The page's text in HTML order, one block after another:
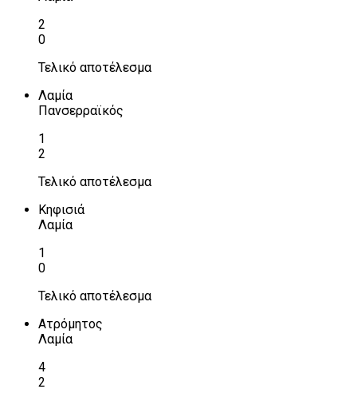
2
0
Τελικό αποτέλεσμα
Λαμία
Πανσερραϊκός
1
2
Τελικό αποτέλεσμα
Κηφισιά
Λαμία
1
0
Τελικό αποτέλεσμα
Ατρόμητος
Λαμία
4
2